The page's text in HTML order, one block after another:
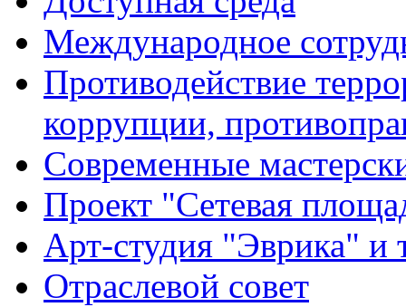
Международное
Противодействие
коррупции,
Современные
Проект "Сетевая
Арт-студия "Эврика" и
Отраслевой совет